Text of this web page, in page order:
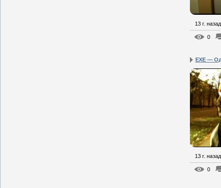
13 г. назад
0
EXE —
13 г. назад
0